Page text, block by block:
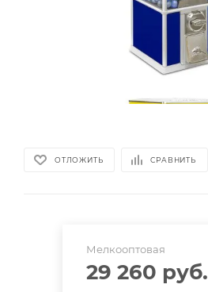
ОТЛОЖИТЬ СРАВНИТЬ
Мелкооптовая
29 260 руб.